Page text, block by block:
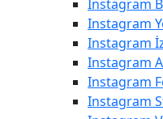
Instagram
Instagram
Instagram
Instagram
Instagram
Instagram